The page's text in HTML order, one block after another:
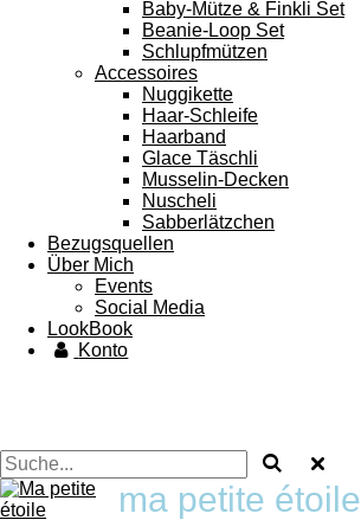
Baby-Mütze & Finkli Set
Beanie-Loop Set
Schlupfmützen
Accessoires
Nuggikette
Haar-Schleife
Haarband
Glace Täschli
Musselin-Decken
Nuscheli
Sabberlätzchen
Bezugsquellen
Über Mich
Events
Social Media
LookBook
Konto
ma petite étoile